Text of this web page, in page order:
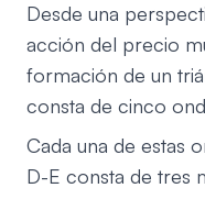
Desde una
acción del precio
formación de un
consta de cinco
Cada una de estas
D-E consta de tres